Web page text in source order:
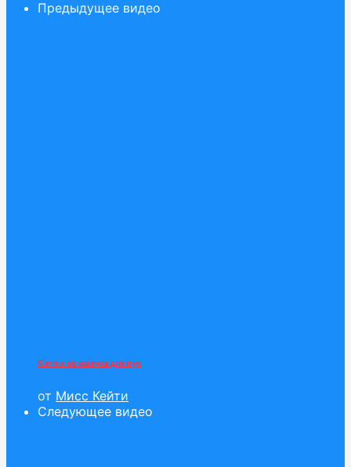
Предыдущее видео
Катя и её жвачка для рук
от Мисс Кейти
Следующее видео